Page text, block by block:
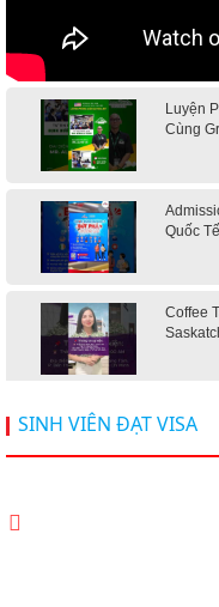
Luyện
Cùng
Quốc
Coffee
Hội
dưới
SINH VIÊN ĐẠT VISA